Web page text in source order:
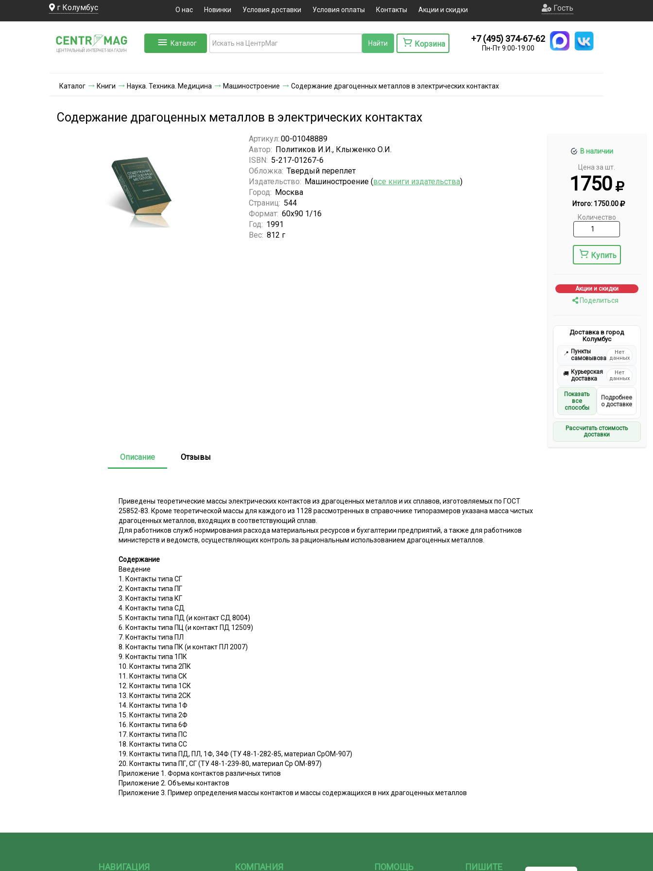
г Колумбус О нас Новинки Условия доставки Условия оплаты Контакты Акции и скидки Гость
ЦЕНТРАЛЬНЫЙ ИНТЕРНЕТ-МА ГАЗИН
Каталог Корзина
+7 (495) 374-67-62
Пн-Пт 9:00-19:00
Каталог Книги Наука. Техника. Медицина Машиностроение Содержание драгоценных металлов в электрических контактах
Содержание драгоценных металлов в электрических контактах
В наличии
Цена за шт.
1750
Итого: 1750.00
Количество
Купить
Акции и скидки
Поделиться
Доставка в город
Колумбус
📍 Пункты
самовывоза
Нет
данных
🚚 Курьерская
доставка
Нет
данных
Показать
все
способы
Подробнее
о доставке
Рассчитать стоимость
доставки
Артикул: 00-01048889
Автор: Политиков И.И., Клыженко О.И.
ISBN: 5-217-01267-6
Обложка: Твердый переплет
Издательство: Машиностроение (все книги издательства)
Город: Москва
Страниц: 544
Формат: 60х90 1/16
Год: 1991
Вес: 812 г
Описание Отзывы
Приведены теоретические массы электрических контактов из драгоценных металлов и их сплавов, изготовляемых по ГОСТ
25852-83. Кроме теоретической массы для каждого из 1128 рассмотренных в справочнике типоразмеров указана масса чистых
драгоценных металлов, входящих в соответствующий сплав.
Для работников служб нормирования расхода материальных ресурсов и бухгалтерии предприятий, а также для работников
министерств и ведомств, осуществляющих контроль за рациональным использованием драгоценных металлов.
Содержание
Введение
1. Контакты типа СГ
2. Контакты типа ПГ
3. Контакты типа КГ
4. Контакты типа СД
5. Контакты типа ПД (и контакт СД 8004)
6. Контакты типа ПЦ (и контакт ПД 12509)
7. Контакты типа ПЛ
8. Контакты типа ПК (и контакт ПЛ 2007)
9. Контакты типа 1ПК
10. Контакты типа 2ПК
11. Контакты типа СК
12. Контакты типа 1СК
13. Контакты типа 2СК
14. Контакты типа 1Ф
15. Контакты типа 2Ф
16. Контакты типа 6Ф
17. Контакты типа ПС
18. Контакты типа СС
19. Контакты типа ПД, ПЛ, 1Ф, 34Ф (ТУ 48-1-282-85, материал СрОМ-907)
20. Контакты типа ПГ, СГ (ТУ 48-1-239-80, материал Ср ОМ-897)
Приложение 1. Форма контактов различных типов
Приложение 2. Объемы контактов
Приложение 3. Пример определения массы контактов и массы содержащихся в них драгоценных металлов
НАВИГАЦИЯ КОМПАНИЯ ПОМОЩЬ ПИШИТЕ